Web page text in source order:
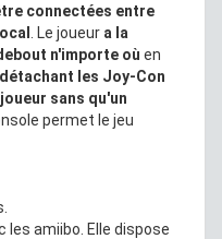
connectées entre
. Le joueur a la
n'importe où en
les Joy-Con
sans qu'un
permet le jeu
les amiibo. Elle dispose